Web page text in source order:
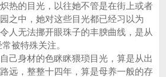
的目光，以往她不管是在街上或者
之中，她对这些目光都已经习以为
人无法挪开眼珠子的丰腴曲线，是从
被特殊关注。
身材的色眯眯猥琐目光，算是从出
远，整整十四年，算是母养一般的存